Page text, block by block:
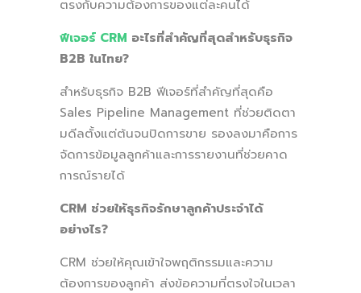
ตรงกับความต้องการของแต่ละคนได้
ฟีเจอร์ CRM อะไรที่สำคัญที่สุดสำหรับธุรกิจ
B2B ในไทย?
สำหรับธุรกิจ B2B ฟีเจอร์ที่สำคัญที่สุดคือ
Sales Pipeline Management ที่ช่วยติดตา
มดีลตั้งแต่ต้นจนปิดการขาย รองลงมาคือการ
จัดการข้อมูลลูกค้าและการรายงานที่ช่วยคาด
การณ์รายได้
CRM ช่วยให้ธุรกิจรักษาลูกค้าประจำได้
อย่างไร?
CRM ช่วยให้คุณเข้าใจพฤติกรรมและความ
ต้องการของลูกค้า ส่งข้อความที่ตรงใจในเวลา